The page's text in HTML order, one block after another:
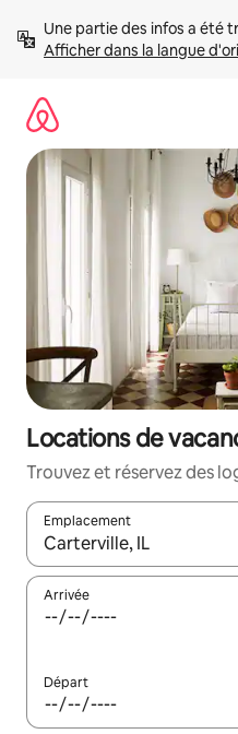
directement
Afficher dans la langue
Locations de
Trouvez et réservez des
Emplacement
Quand les résultats sont
Arrivée
Départ